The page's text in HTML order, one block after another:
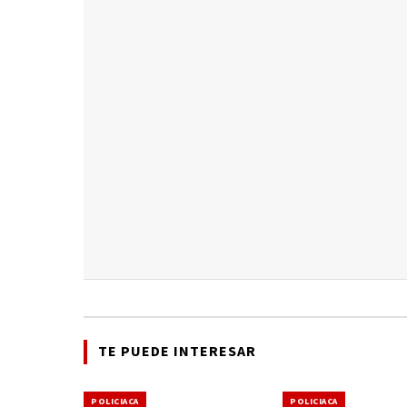
TE PUEDE INTERESAR
POLICIACA POLICIACA